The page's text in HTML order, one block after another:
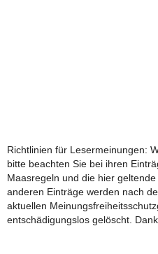
Richtlinien für Lesermeinungen:
bitte beachten Sie bei ihren
Maasregeln und die hier geltende
anderen Einträge werden nach
aktuellen
entschädigungslos gelöscht.